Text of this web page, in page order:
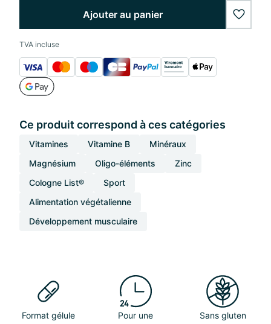
Ajouter au panier
TVA incluse
Ce produit correspond à ces catégories
Vitamines Vitamine B
Minéraux
Magnésium
Oligo-éléments
Zinc
Cologne List®
Sport
Alimentation végétalienne
Développement musculaire
Format gélule
Pour une
Sans gluten